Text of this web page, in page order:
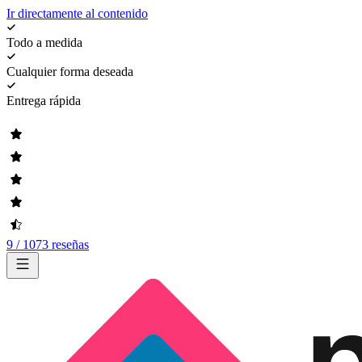
Ir directamente al contenido
Todo a medida
Cualquier forma deseada
Entrega rápida
9 / 1073 reseñas